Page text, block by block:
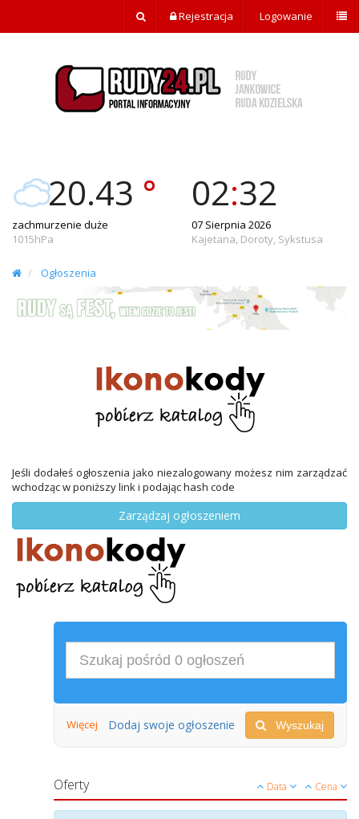
Rejestracja Logowanie
20.43 °
zachmurzenie duże
1015hPa
02:32
07 Sierpnia 2026
Kajetana, Doroty, Sykstusa
Ogłoszenia
Jeśli dodałeś ogłoszenia jako niezalogowany możesz nim zarządzać
wchodząc w poniższy link i podając hash code
Zarządzaj ogłoszeniem
Więcej Wyszukaj
Dodaj swoje ogłoszenie
Oferty Data Cena